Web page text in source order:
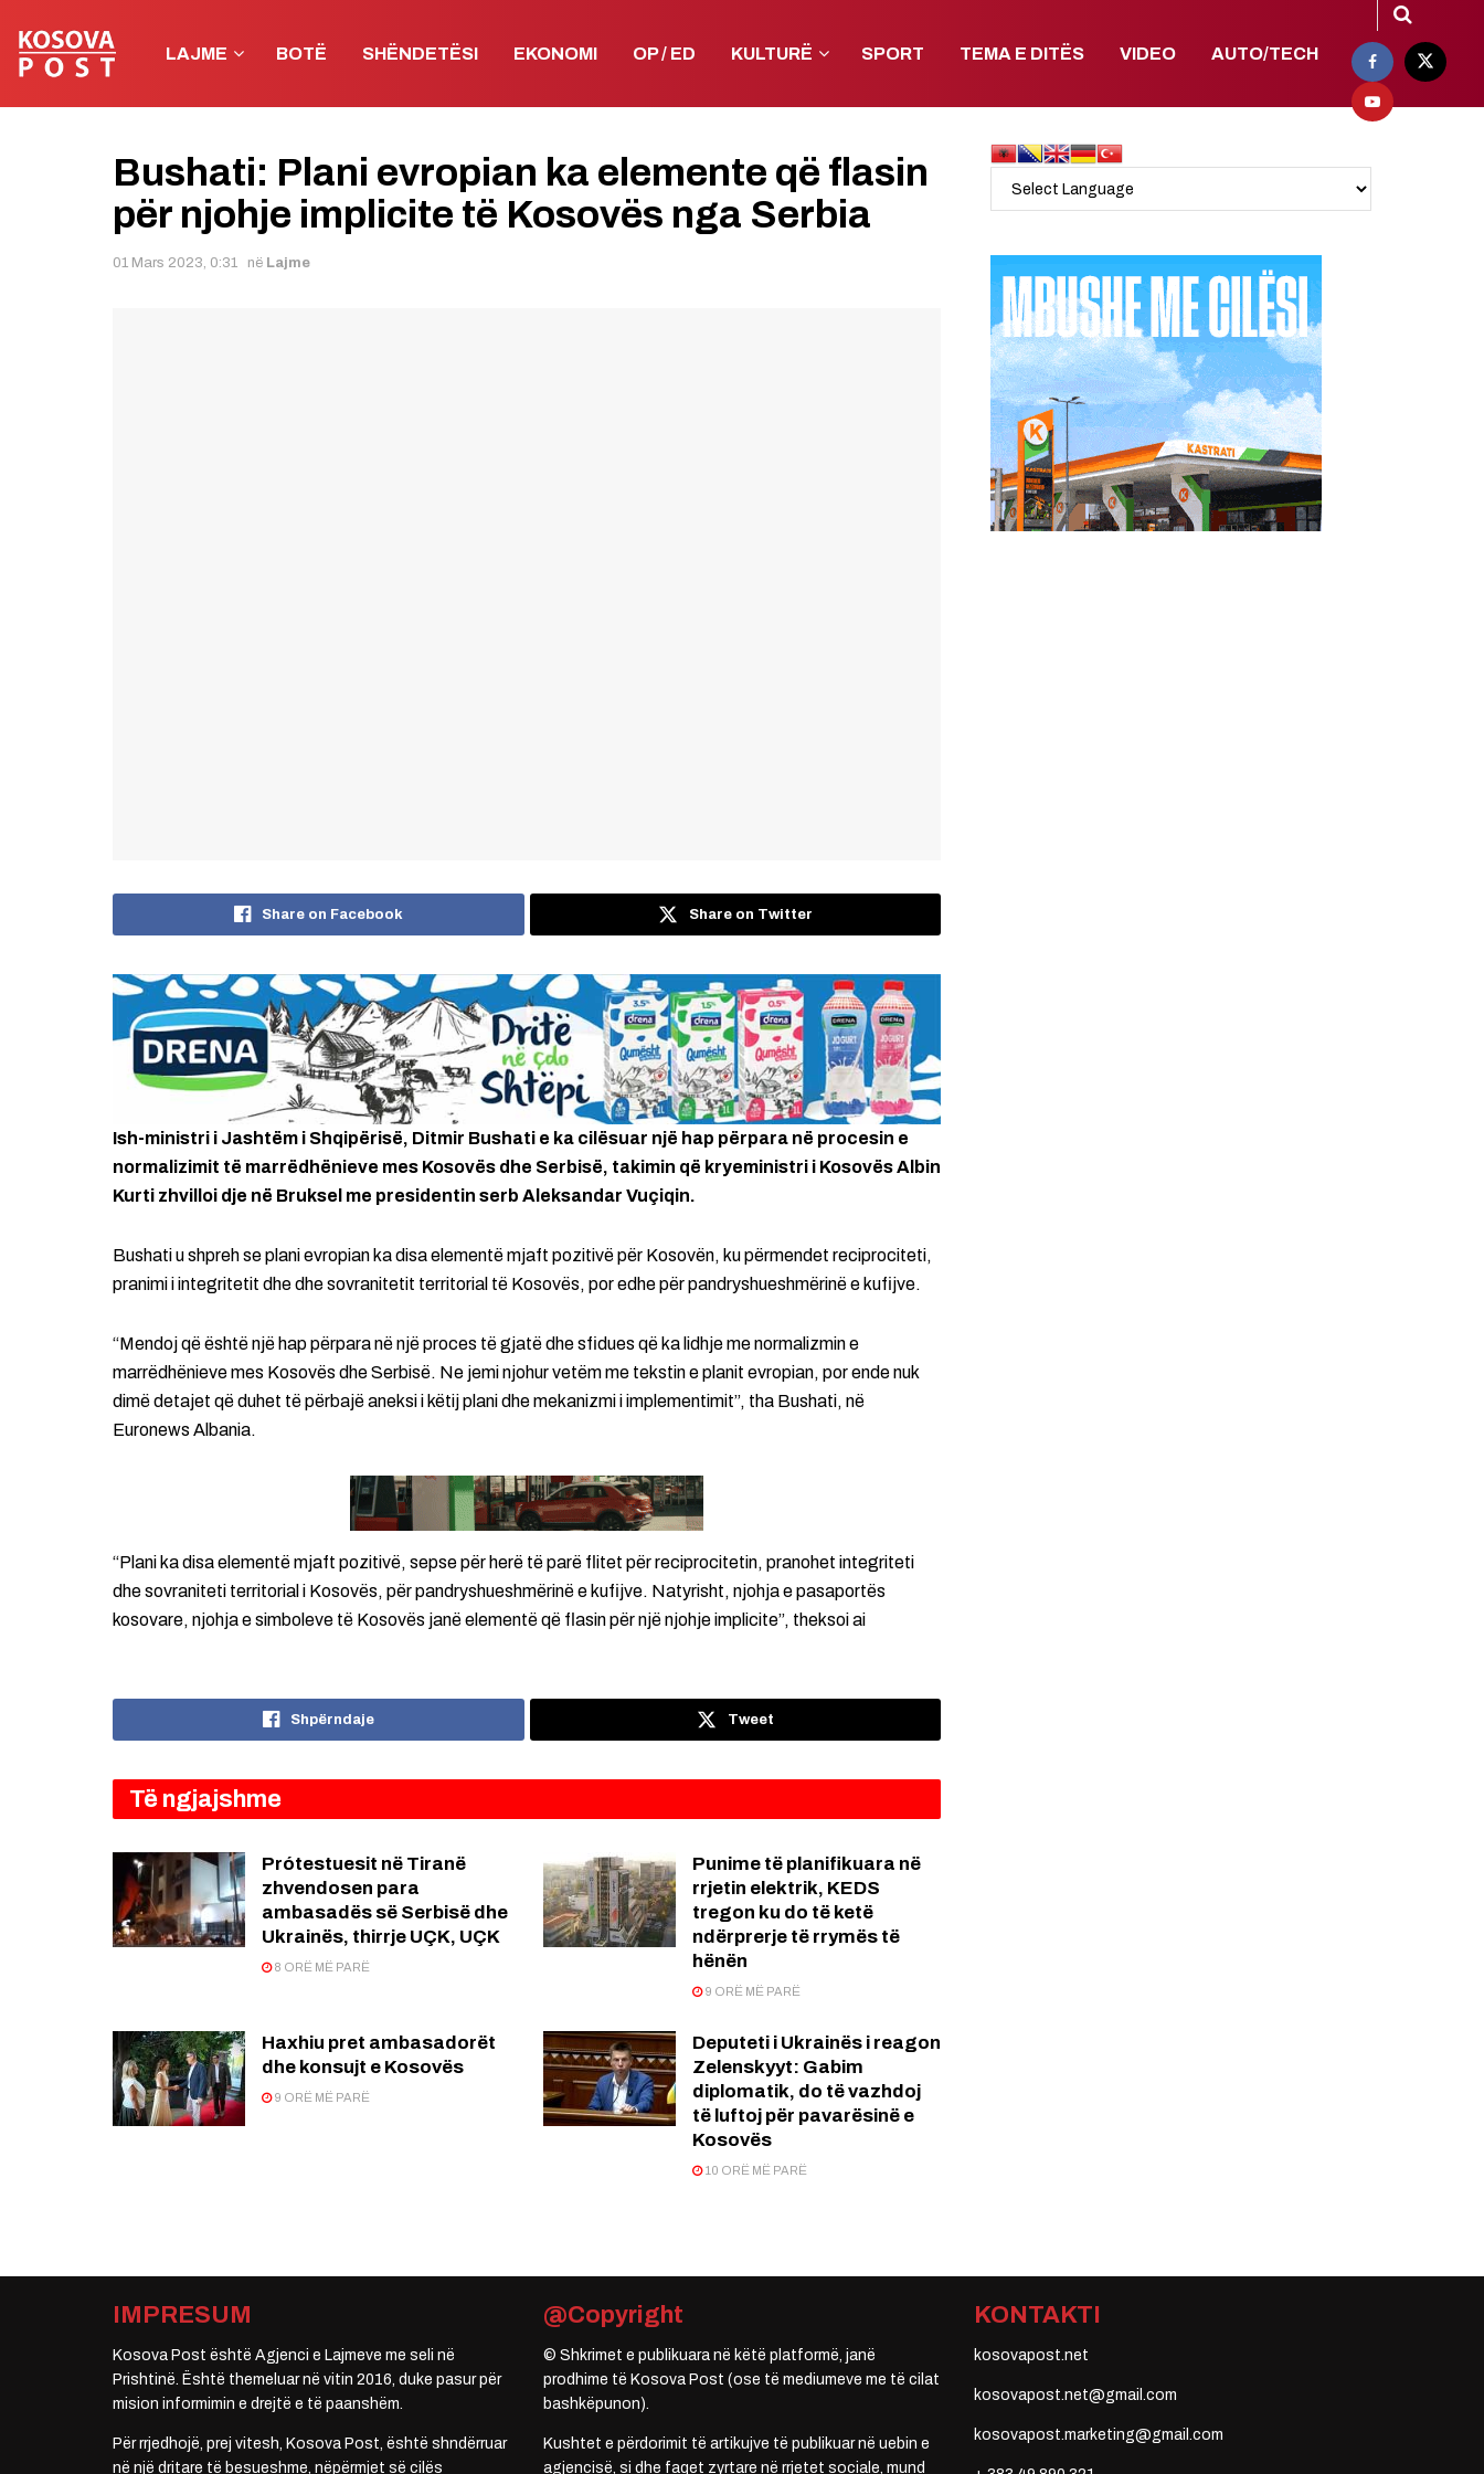
LAJME BOTË SHËNDETËSI EKONOMI OP / ED KULTURË SPORT TEMA E DITËS VIDEO AUTO/TECH
Bushati: Plani evropian ka elemente që flasin
për njohje implicite të Kosovës nga Serbia
01 Mars 2023, 0:31 në Lajme
Share on Facebook Share on Twitter
Ish-ministri i Jashtëm i Shqipërisë, Ditmir Bushati e ka cilësuar një hap përpara në procesin e
normalizimit të marrëdhënieve mes Kosovës dhe Serbisë, takimin që kryeministri i Kosovës Albin
Kurti zhvilloi dje në Bruksel me presidentin serb Aleksandar Vuçiqin.
Bushati u shpreh se plani evropian ka disa elementë mjaft pozitivë për Kosovën, ku përmendet reciprociteti,
pranimi i integritetit dhe dhe sovranitetit territorial të Kosovës, por edhe për pandryshueshmërinë e kufijve.
“Mendoj që është një hap përpara në një proces të gjatë dhe sfidues që ka lidhje me normalizmin e
marrëdhënieve mes Kosovës dhe Serbisë. Ne jemi njohur vetëm me tekstin e planit evropian, por ende nuk
dimë detajet që duhet të përbajë aneksi i këtij plani dhe mekanizmi i implementimit”, tha Bushati, në
Euronews Albania.
“Plani ka disa elementë mjaft pozitivë, sepse për herë të parë flitet për reciprocitetin, pranohet integriteti
dhe sovraniteti territorial i Kosovës, për pandryshueshmërinë e kufijve. Natyrisht, njohja e pasaportës
kosovare, njohja e simboleve të Kosovës janë elementë që flasin për një njohje implicite”, theksoi ai
Shpërndaje Tweet
Të ngjajshme
Prótestuesit në Tiranë
zhvendosen para
ambasadës së Serbisë dhe
Ukrainës, thirrje UÇK, UÇK
8 ORË MË PARË
Punime të planifikuara në
rrjetin elektrik, KEDS
tregon ku do të ketë
ndërprerje të rrymës të
hënën
9 ORË MË PARË
Haxhiu pret ambasadorët
dhe konsujt e Kosovës
9 ORË MË PARË
Deputeti i Ukrainës i reagon
Zelenskyyt: Gabim
diplomatik, do të vazhdoj
të luftoj për pavarësinë e
Kosovës
10 ORË MË PARË
IMPRESUM
Kosova Post është Agjenci e Lajmeve me seli në
Prishtinë. Është themeluar në vitin 2016, duke pasur për
mision informimin e drejtë e të paanshëm.
Për rrjedhojë, prej vitesh, Kosova Post, është shndërruar
në një dritare të besueshme, nëpërmjet së cilës
@Copyright
© Shkrimet e publikuara në këtë platformë, janë
prodhime të Kosova Post (ose të mediumeve me të cilat
bashkëpunon).
Kushtet e përdorimit të artikujve të publikuar në uebin e
agjencisë, si dhe faqet zyrtare në rrjetet sociale, mund
KONTAKTI
kosovapost.net
kosovapost.net@gmail.com
kosovapost.marketing@gmail.com